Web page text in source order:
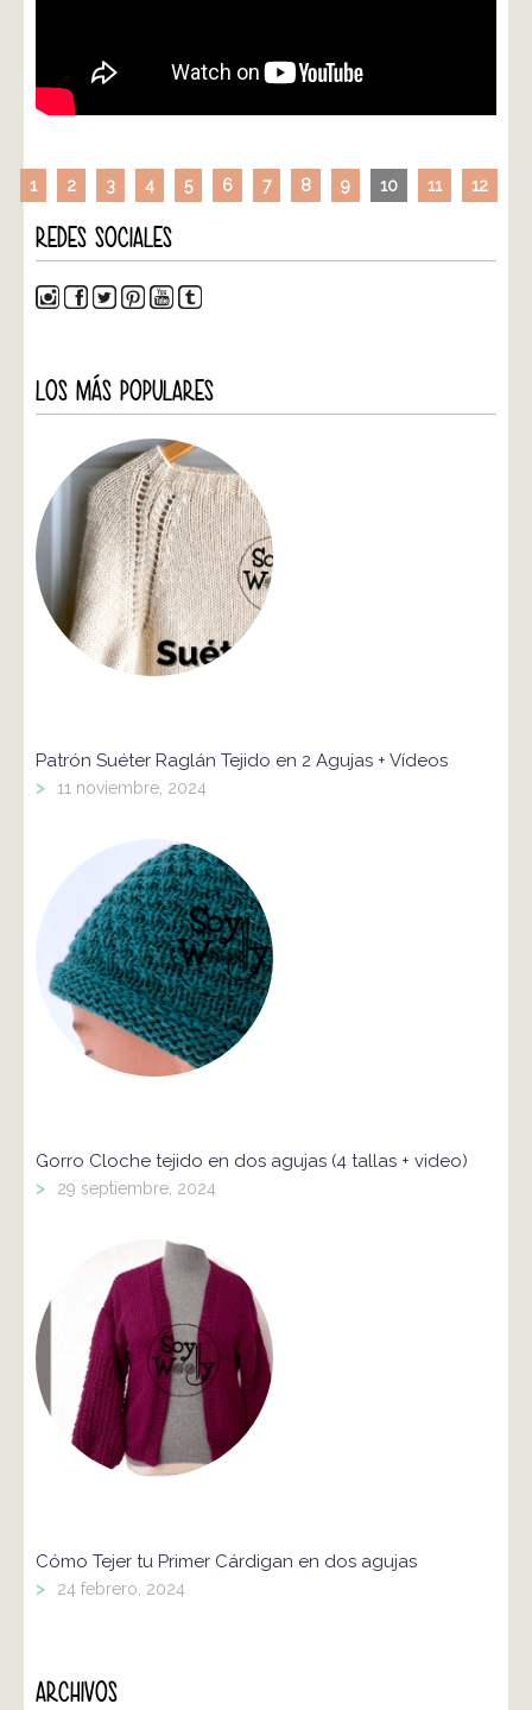
1 2 3 4 5 6 7 8 9 10 11 12
REDES SOCIALES
LOS MÁS POPULARES
Patrón Suéter Raglán Tejido en 2 Agujas + Vídeos
> 11 noviembre, 2024
Gorro Cloche tejido en dos agujas (4 tallas + video)
> 29 septiembre, 2024
Cómo Tejer tu Primer Cárdigan en dos agujas
> 24 febrero, 2024
ARCHIVOS